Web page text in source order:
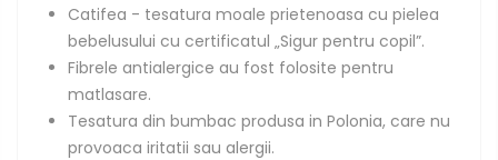
Catifea - tesatura moale prietenoasa cu pielea
bebelusului cu certificatul „Sigur pentru copil”.
Fibrele antialergice au fost folosite pentru
matlasare.
Tesatura din bumbac produsa in Polonia, care nu
provoaca iritatii sau alergii.